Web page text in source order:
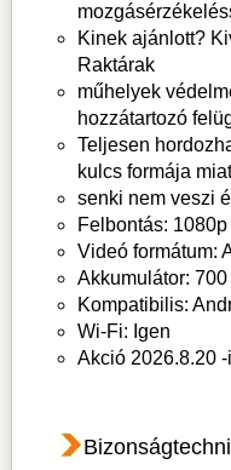
Kinek ajánlott?
Raktárak
műhelyek
hozzátartozó
Teljesen
kulcs formája
senki nem veszi
Felbontás: 1080p
Videó formátum:
Akkumulátor: 700
Kompatibilis:
Wi-Fi: Igen
Akció 2026.8.20 -